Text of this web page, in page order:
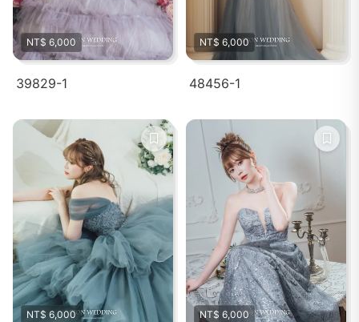
NT$ 6,000
39829-1
NT$ 6,000
48456-1
NT$ 6,000 NT$ 6,000